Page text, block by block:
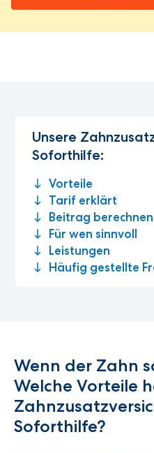
Unsere
Soforthilfe:
Vorteile
Tarif erklärt
Beitrag berechnen
Für wen sinnvoll
Leistungen
Häufig gestellte
Wenn der Zahn
Welche Vorteile
Soforthilfe?